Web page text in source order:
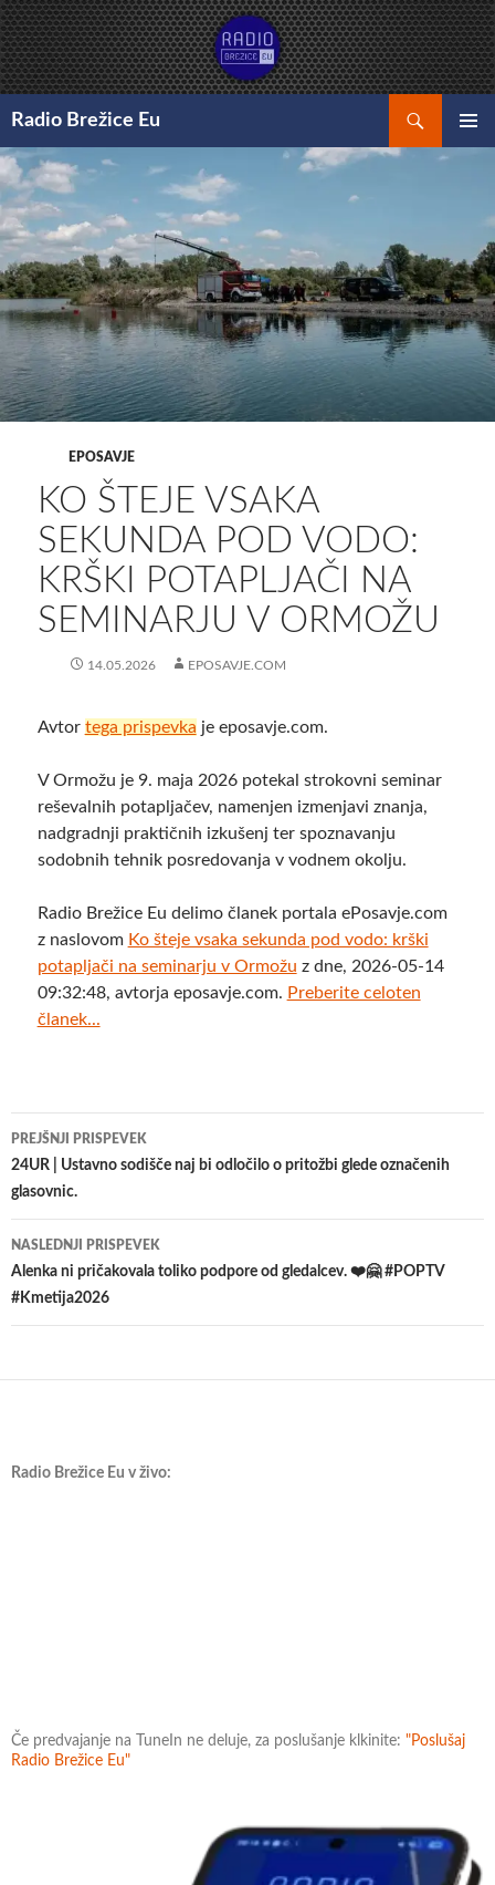
Preskoči
na
vsebino
Radio Brežice Eu
GLAVNI
EPOSAVJE
KO ŠTEJE VSAKA
SEKUNDA POD VODO:
KRŠKI POTAPLJAČI NA
SEMINARJU V ORMOŽU
14.05.2026 EPOSAVJE.COM
Avtor tega prispevka je eposavje.com.
V Ormožu je 9. maja 2026 potekal strokovni seminar
reševalnih potapljačev, namenjen izmenjavi znanja,
nadgradnji praktičnih izkušenj ter spoznavanju
sodobnih tehnik posredovanja v vodnem okolju.
Radio Brežice Eu delimo članek portala ePosavje.com
z naslovom Ko šteje vsaka sekunda pod vodo: krški
potapljači na seminarju v Ormožu z dne, 2026-05-14
09:32:48, avtorja eposavje.com. Preberite celoten
članek...
Krmarjenje
po
prispevkih
PREJŠNJI PRISPEVEK
24UR | Ustavno sodišče naj bi odločilo o pritožbi glede označenih
glasovnic.
NASLEDNJI PRISPEVEK
Alenka ni pričakovala toliko podpore od gledalcev. ❤️🤗 #POPTV
#Kmetija2026
Radio Brežice Eu v živo:
Če predvajanje na TuneIn ne deluje, za poslušanje klkinite: "Poslušaj
Radio Brežice Eu"